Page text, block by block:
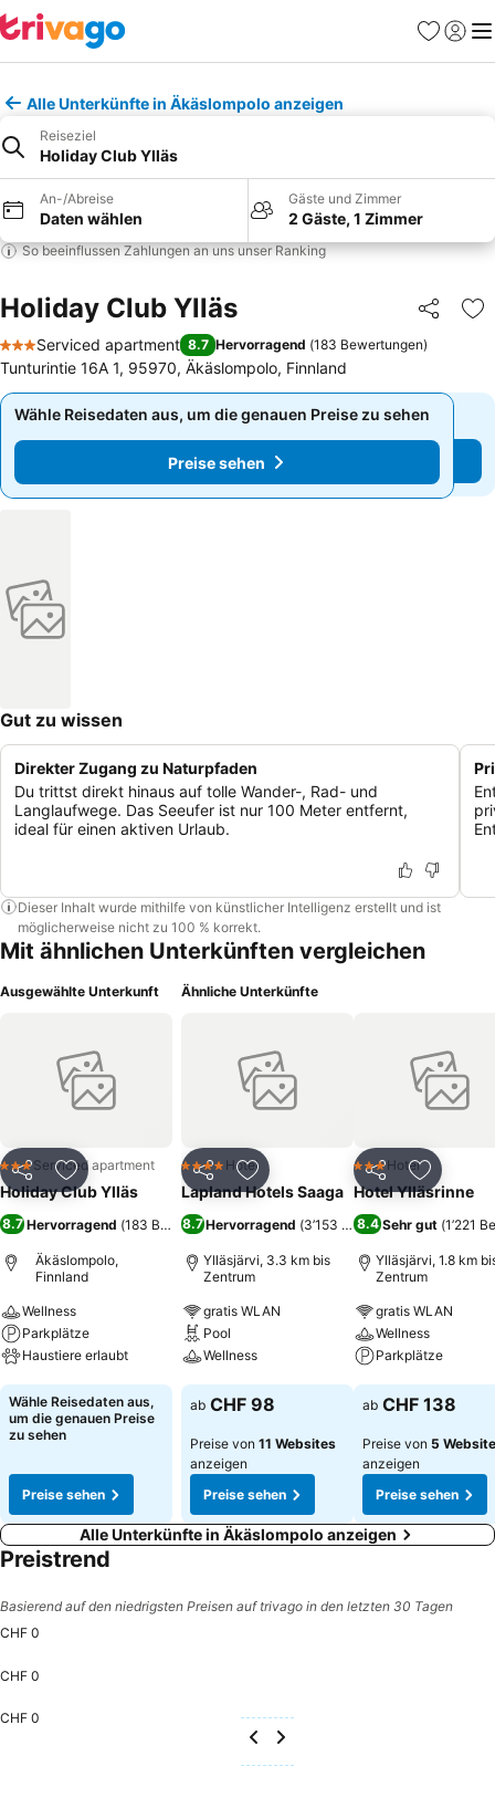
Favoriten
Alle Unterkünfte in Äkäslompolo anzeigen
Reiseziel
Holiday Club Ylläs
An-/Abreise
Daten wählen
Gäste und Zimmer
2 Gäste, 1 Zimmer
So beeinflussen Zahlungen an uns unser Ranking
Holiday Club Ylläs Teilen
3 Sterne
Serviced apartment 8.7 Hervorragend (183 Bewertungen)
Tunturintie 16A 1, 95970, Äkäslompolo, Finnland
Wähle Reisedaten aus, um die genauen Preise zu sehen
Preise sehen
Wähle Reisedaten aus, um die genauen Preise zu sehen
Preise sehen
Gut zu wissen
Direkter Zugang zu Naturpfaden
Du trittst direkt hinaus auf tolle Wander-, Rad- und
Langlaufwege. Das Seeufer ist nur 100 Meter entfernt,
ideal für einen aktiven Urlaub.
Dieser Inhalt wurde mithilfe von künstlicher Intelligenz erstellt und ist
möglicherweise nicht zu 100 % korrekt.
Mit ähnlichen Unterkünften vergleichen
Ausgewählte Unterkunft
Teilen Zu Favoriten hinzufügen
3 SterneServiced apartment
Holiday Club Ylläs
8.7 Hervorragend (183 Bewertungen)
Äkäslompolo,
Finnland
Wellness
Parkplätze
Haustiere erlaubt
Preise sehen
Wähle Reisedaten aus,
um die genauen Preise
zu sehen
Preise sehen
Ähnliche Unterkünfte
Teilen Zu Favoriten hinzufügen
4 SterneHotel
Lapland Hotels Saaga
8.7Hervorragend (3’153 Bewertungen)
Ylläsjärvi, 3.3 km bis
Zentrum
gratis WLAN
Pool
Wellness
Preise sehen
ab CHF 98
Preise von 11 Websites
anzeigen
Preise sehen
Teilen Zu
3 SterneHotel
Hotel Ylläsrinne
8.4 Sehr gut (1’221
Ylläsjärvi, 1.8 km
Zentrum
gratis WLAN
Wellness
Parkplätze
Preise sehen
ab CHF 138
Preise von 5
anzeigen
Preise sehen
Alle Unterkünfte in Äkäslompolo anzeigen
Preistrend
Basierend auf den niedrigsten Preisen auf trivago in den letzten 30 Tagen
CHF 0
CHF 0
CHF 0